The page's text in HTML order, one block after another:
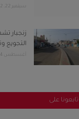
سبتمبر 22, 2022
زنجبار
التجويع
أغسطس 4, 2026
تابعونا على